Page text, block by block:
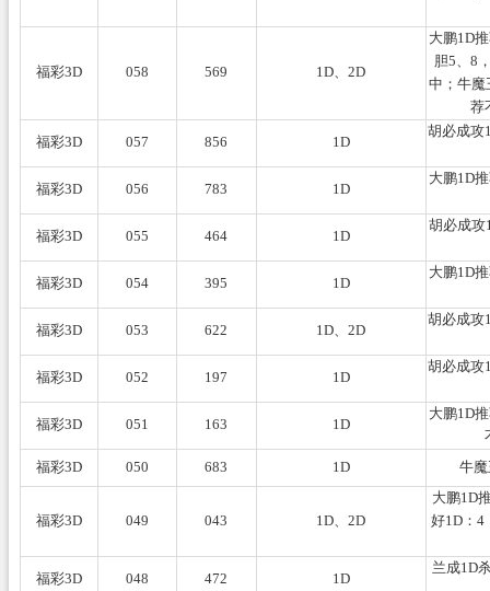
福彩3D 058 569 1D、2D
大鹏1D
胆5、8
中；牛
荐
福彩3D 057 856 1D
胡必成攻
福彩3D 056 783 1D
大鹏1D
福彩3D 055 464 1D
胡必成攻
福彩3D 054 395 1D
大鹏1D
福彩3D 053 622 1D、2D
胡必成攻
福彩3D 052 197 1D
胡必成攻
福彩3D 051 163 1D
大鹏1D
福彩3D
050 683 1D 牛
福彩3D 049 043 1D、2D
大鹏1D
好1D：4
福彩3D 048 472 1D
兰成1D